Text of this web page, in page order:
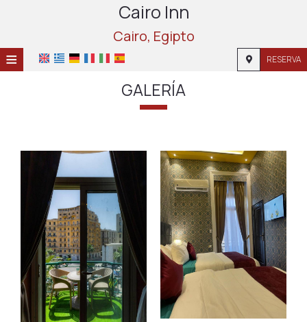
Cairo Inn
Cairo, Egipto
≡ RESERVA
HOME
UBICACIÓN
INSTALACIONES
GALERÍA
INVESTIGACIÓN
CONTACTO
GALERÍA